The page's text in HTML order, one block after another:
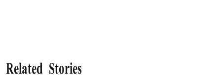
Related Stories